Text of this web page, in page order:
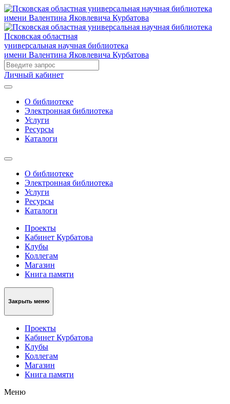
Псковская областная
универсальная научная библиотека
имени Валентина Яковлевича Курбатова
Личный кабинет
О библиотеке
Электронная библиотека
Услуги
Ресурсы
Каталоги
О библиотеке
Электронная библиотека
Услуги
Ресурсы
Каталоги
Проекты
Кабинет Курбатова
Клубы
Коллегам
Магазин
Книга памяти
Закрыть меню
Проекты
Кабинет Курбатова
Клубы
Коллегам
Магазин
Книга памяти
Меню